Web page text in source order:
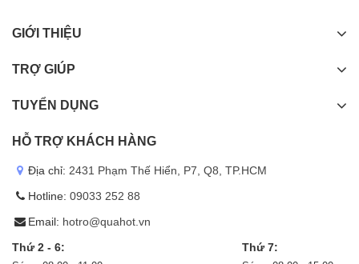
GIỚI THIỆU
TRỢ GIÚP
TUYỂN DỤNG
HỖ TRỢ KHÁCH HÀNG
Địa chỉ: 2431 Phạm Thế Hiển, P7, Q8, TP.HCM
Hotline: 09033 252 88
Email: hotro@quahot.vn
Thứ 2 - 6:
Thứ 7: